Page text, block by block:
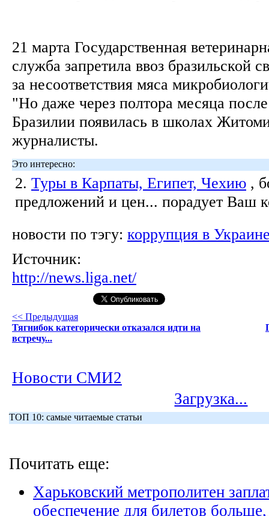
21 марта Государственная
служба запретила ввоз бразильской
за несоответствия мяса
"Но даже через полтора месяца
Бразилии появилась в школах
журналисты.
Это интересно:
2. Туры в Карпаты, Египет, Чехию ,
предложений и цен... порадует Ваш
новости по тэгу: коррупция в
Источник:
http://news.liga.net/
<< Предыдущая
Тягнибок категорически отказался идти на
встречу...
Новости СМИ2
Загрузка...
ТОП 10: самые читаемые статьи
Почитать еще:
Харьковский метрополитен
обеспечение для билетов